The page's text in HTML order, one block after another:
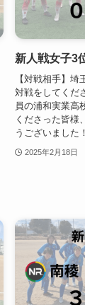
新人戦女子3
【対戦相手】
対戦をしてくだ
員の浦和実業高
くださった皆様
うございました！
2025年2月18日